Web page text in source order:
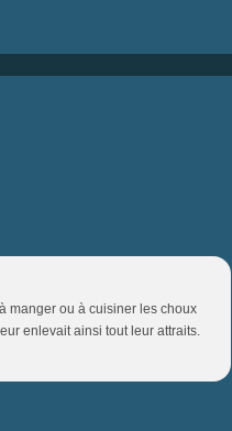
manger ou à cuisiner les choux
enlevait ainsi tout leur attraits.